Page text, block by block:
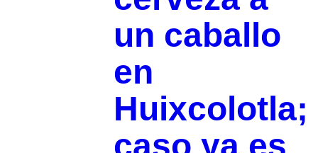
un caballo
en
Huixcolotla;
caso ya es